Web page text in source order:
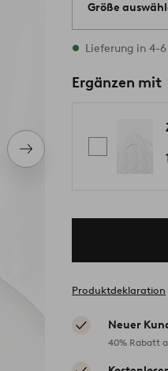
Nächstes
Produkt
Größe
Alle Größen
Lieferung in 4-
Ergänzen mit
Produktdeklaration
Neuer
40% Rabatt